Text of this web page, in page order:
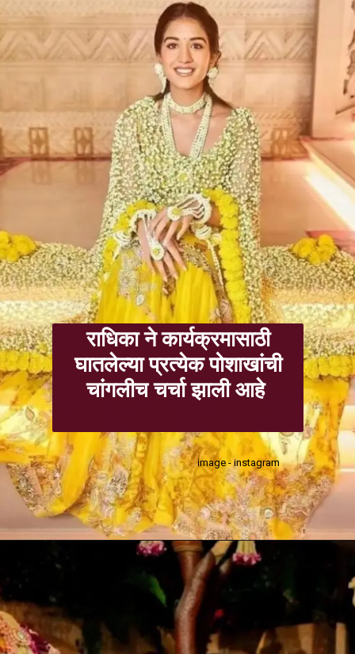
राधिका ने कार्यक्रमासाठी
घातलेल्या प्रत्येक पोशाखांची
चांगलीच चर्चा झाली आहे
image - instagram